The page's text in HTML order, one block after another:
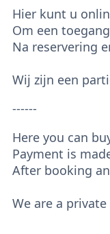
Hier kunt u
Om een
Na reservering
Wij zijn een
------
Here you can
Payment is
After booking
We are a